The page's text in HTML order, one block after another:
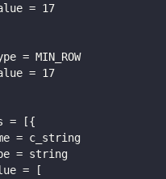
= 17
= MIN_ROW
= 17
= [{
= c_string
= string
= [